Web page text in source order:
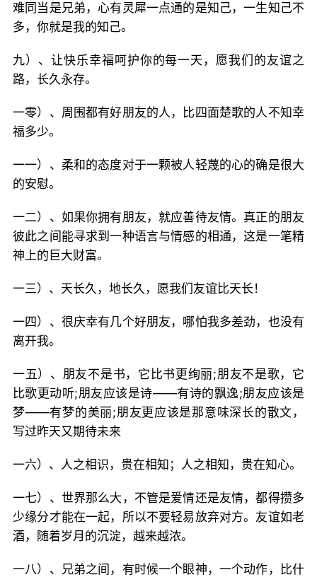
难同当是兄弟，心有灵犀一点通的是知己，一生知己不
多，你就是我的知己。
九）、让快乐幸福呵护你的每一天，愿我们的友谊之
路，长久永存。
一零）、周围都有好朋友的人，比四面楚歌的人不知幸
福多少。
一一）、柔和的态度对于一颗被人轻蔑的心的确是很大
的安慰。
一二）、如果你拥有朋友，就应善待友情。真正的朋友
彼此之间能寻求到一种语言与情感的相通，这是一笔精
神上的巨大财富。
一三）、天长久，地长久，愿我们友谊比天长！
一四）、很庆幸有几个好朋友，哪怕我多差劲，也没有
离开我。
一五）、朋友不是书，它比书更绚丽;朋友不是歌，它
比歌更动听;朋友应该是诗——有诗的飘逸;朋友应该是
梦——有梦的美丽;朋友更应该是那意味深长的散文，
写过昨天又期待未来
一六）、人之相识，贵在相知；人之相知，贵在知心。
一七）、世界那么大，不管是爱情还是友情，都得攒多
少缘分才能在一起，所以不要轻易放弃对方。友谊如老
酒，随着岁月的沉淀，越来越浓。
一八）、兄弟之间，有时候一个眼神，一个动作，比什